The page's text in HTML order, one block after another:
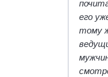
его
тому